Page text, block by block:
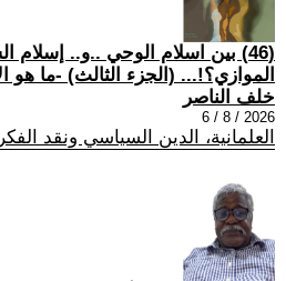
(46) بين اسلام الوحي ..و.. إسلام
الموازي؟!... (الجزء الثالث) -ما هو
خلف الناصر
2026 / 8 / 6
العلمانية، الدين السياسي ونقد